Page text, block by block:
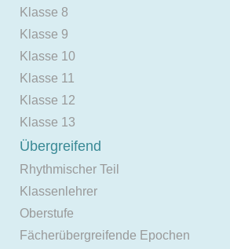
Klasse 8
Klasse 9
Klasse 10
Klasse 11
Klasse 12
Klasse 13
Übergreifend
Rhythmischer Teil
Klassenlehrer
Oberstufe
Fächerübergreifende Epochen